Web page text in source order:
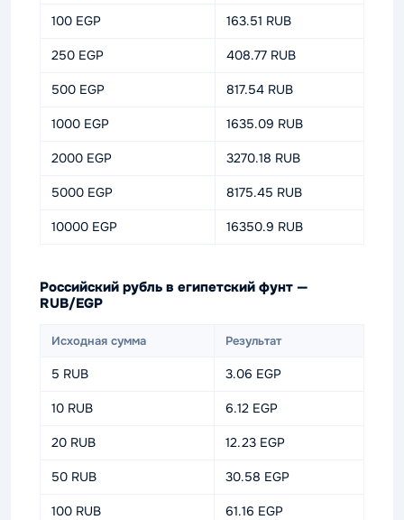
100 EGP 163.51 RUB
250 EGP 408.77 RUB
500 EGP 817.54 RUB
1000 EGP 1635.09 RUB
2000 EGP 3270.18 RUB
5000 EGP 8175.45 RUB
10000 EGP 16350.9 RUB
Российский рубль в египетский фунт —
RUB/EGP
Исходная сумма Результат
5 RUB 3.06 EGP
10 RUB 6.12 EGP
20 RUB 12.23 EGP
50 RUB 30.58 EGP
100 RUB 61.16 EGP